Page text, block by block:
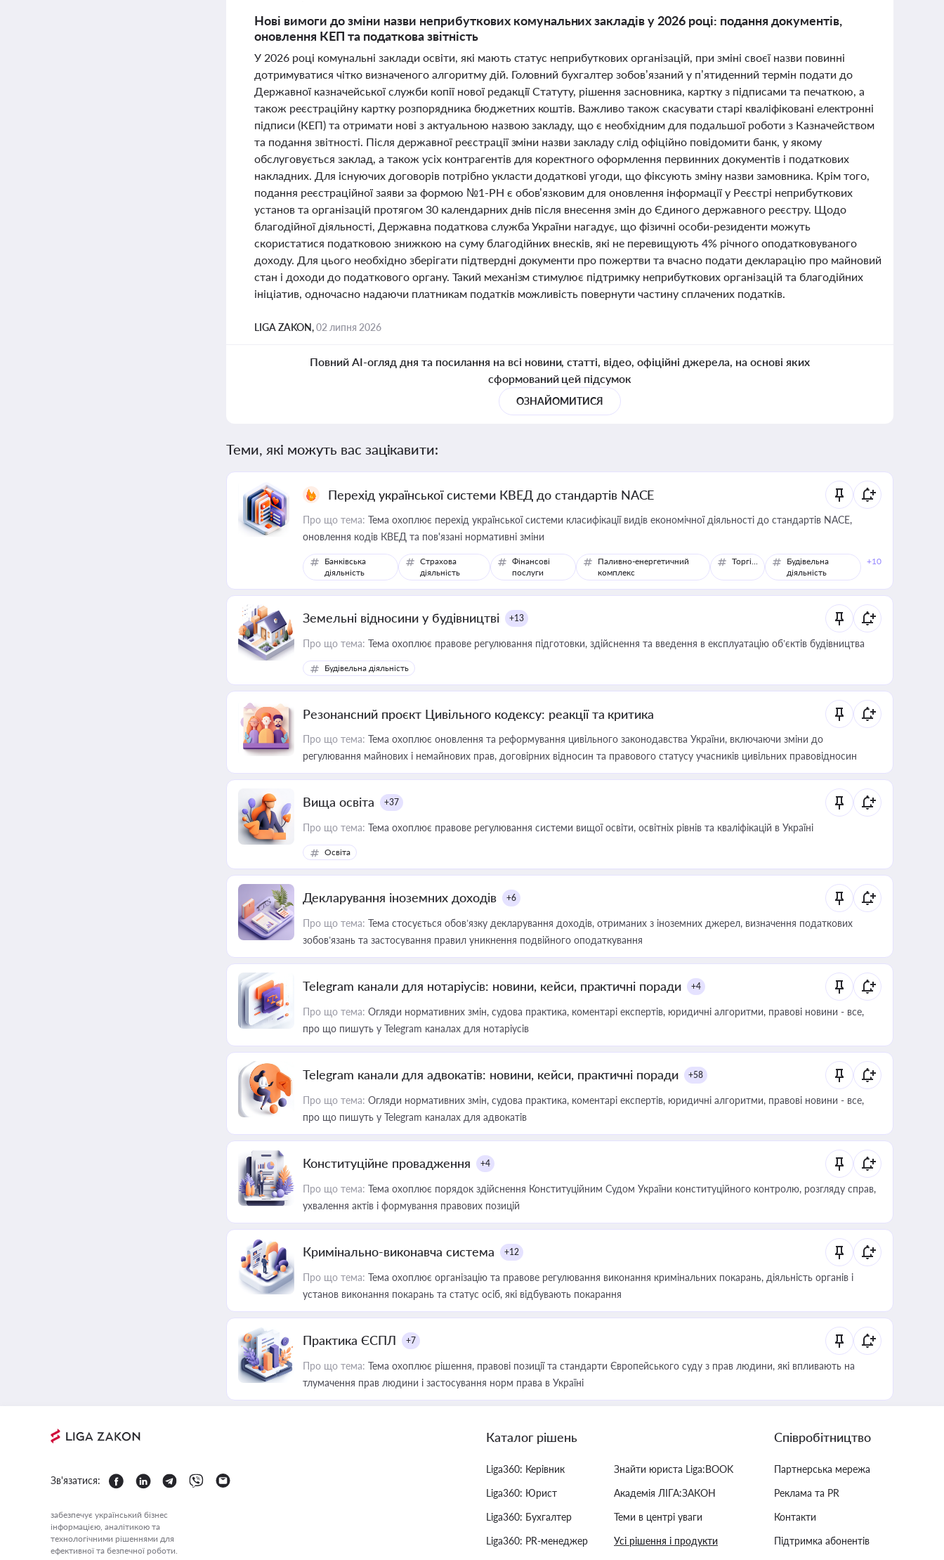
Нові вимоги до зміни назви неприбуткових комунальних закладів у 2026 році: подання документів,
оновлення КЕП та податкова звітність
У 2026 році комунальні заклади освіти, які мають статус неприбуткових організацій, при зміні своєї назви повинні
дотримуватися чітко визначеного алгоритму дій. Головний бухгалтер зобов’язаний у п’ятиденний термін подати до
Державної казначейської служби копії нової редакції Статуту, рішення засновника, картку з підписами та печаткою, а
також реєстраційну картку розпорядника бюджетних коштів. Важливо також скасувати старі кваліфіковані електронні
підписи (КЕП) та отримати нові з актуальною назвою закладу, що є необхідним для подальшої роботи з Казначейством
та подання звітності. Після державної реєстрації зміни назви закладу слід офіційно повідомити банк, у якому
обслуговується заклад, а також усіх контрагентів для коректного оформлення первинних документів і податкових
накладних. Для існуючих договорів потрібно укласти додаткові угоди, що фіксують зміну назви замовника. Крім того,
подання реєстраційної заяви за формою №1-РН є обов’язковим для оновлення інформації у Реєстрі неприбуткових
установ та організацій протягом 30 календарних днів після внесення змін до Єдиного державного реєстру. Щодо
благодійної діяльності, Державна податкова служба України нагадує, що фізичні особи-резиденти можуть
скористатися податковою знижкою на суму благодійних внесків, які не перевищують 4% річного оподатковуваного
доходу. Для цього необхідно зберігати підтвердні документи про пожертви та вчасно подати декларацію про майновий
стан і доходи до податкового органу. Такий механізм стимулює підтримку неприбуткових організацій та благодійних
ініціатив, одночасно надаючи платникам податків можливість повернути частину сплачених податків.
LIGA ZAKON,02 липня 2026
Повний AI-огляд дня та посилання на всі новини, статті, відео, офіційні джерела, на основі яких
сформований цей підсумок
ОЗНАЙОМИТИСЯ
Теми, які можуть вас зацікавити:
Перехід української системи КВЕД до стандартів NACE
Про що тема: Тема охоплює перехід української системи класифікації видів економічної діяльності до стандартів NACE,
оновлення кодів КВЕД та пов'язані нормативні зміни
Банківська
діяльність
Страхова
діяльність
Фінансові
послуги
Паливно-енергетичний
комплекс
Торгівля
Будівельна
діяльність
+10
Земельні відносини у будівництві +13
Про що тема: Тема охоплює правове регулювання підготовки, здійснення та введення в експлуатацію об’єктів будівництва
Будівельна діяльність
Резонансний проєкт Цивільного кодексу: реакції та критика
Про що тема: Тема охоплює оновлення та реформування цивільного законодавства України, включаючи зміни до
регулювання майнових і немайнових прав, договірних відносин та правового статусу учасників цивільних правовідносин
Вища освіта +37
Про що тема: Тема охоплює правове регулювання системи вищої освіти, освітніх рівнів та кваліфікацій в Україні
Освіта
Декларування іноземних доходів +6
Про що тема: Тема стосується обов’язку декларування доходів, отриманих з іноземних джерел, визначення податкових
зобов’язань та застосування правил уникнення подвійного оподаткування
Telegram канали для нотаріусів: новини, кейси, практичні поради +4
Про що тема: Огляди нормативних змін, судова практика, коментарі експертів, юридичні алгоритми, правові новини - все,
про що пишуть у Telegram каналах для нотаріусів
Telegram канали для адвокатів: новини, кейси, практичні поради +58
Про що тема: Огляди нормативних змін, судова практика, коментарі експертів, юридичні алгоритми, правові новини - все,
про що пишуть у Telegram каналах для адвокатів
Конституційне провадження +4
Про що тема: Тема охоплює порядок здійснення Конституційним Судом України конституційного контролю, розгляду справ,
ухвалення актів і формування правових позицій
Кримінально-виконавча система +12
Про що тема: Тема охоплює організацію та правове регулювання виконання кримінальних покарань, діяльність органів і
установ виконання покарань та статус осіб, які відбувають покарання
Практика ЄСПЛ +7
Про що тема: Тема охоплює рішення, правові позиції та стандарти Європейського суду з прав людини, які впливають на
тлумачення прав людини і застосування норм права в Україні
Зв'язатися:
забезпечує український бізнес
інформацією, аналітикою та
технологічними рішеннями для
ефективної та безпечної роботи.
Каталог рішень
Liga360: Керівник
Liga360: Юрист
Liga360: Бухгалтер
Liga360: PR-менеджер
Знайти юриста Liga:BOOK
Академія ЛІГА:ЗАКОН
Теми в центрі уваги
Усі рішення і продукти
Співробітництво
Партнерська мережа
Реклама та PR
Контакти
Підтримка абонентів